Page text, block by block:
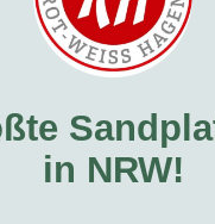
in NRW!